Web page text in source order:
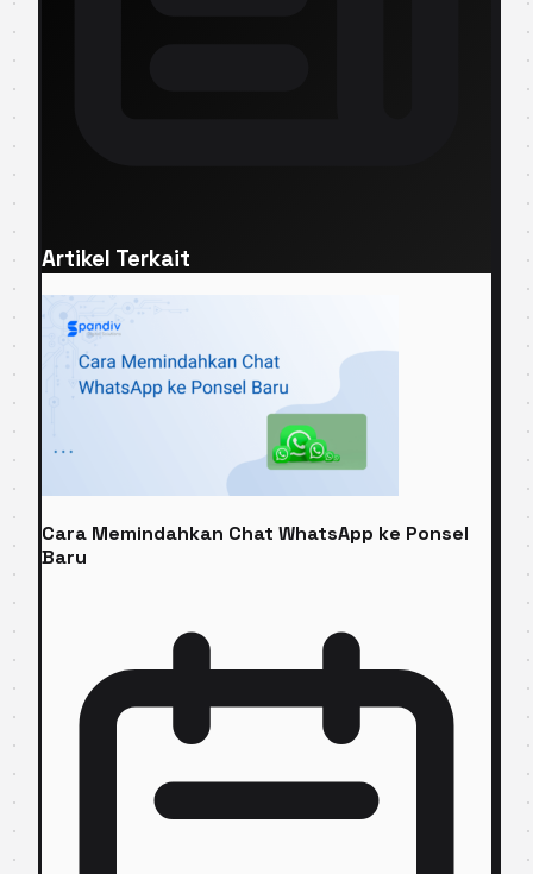
Artikel Terkait
Cara Memindahkan Chat WhatsApp ke Ponsel
Baru